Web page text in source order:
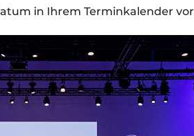
in Ihrem Terminkalender